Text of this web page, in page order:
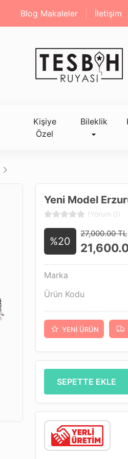
Blog Makaleler İletişim
Kişiye
Özel
Bileklik
Yeni Model
(Yorum 0)
%20
27,000.00 TL
Marka
Ürün Kodu
YENI ÜRÜN
SEPETTE EKLE